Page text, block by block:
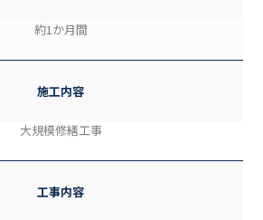
約1か月間
施工内容
大規模修繕工事
工事内容